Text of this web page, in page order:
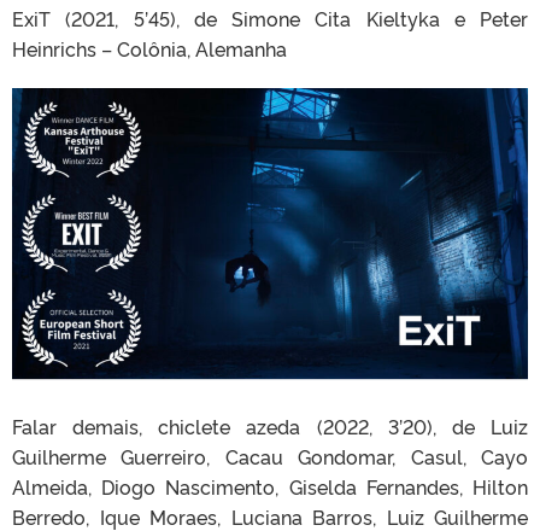
ExiT (2021, 5’45), de Simone Cita Kieltyka e Peter
Heinrichs – Colônia, Alemanha
Falar demais, chiclete azeda (2022, 3’20), de Luiz
Guilherme Guerreiro, Cacau Gondomar, Casul, Cayo
Almeida, Diogo Nascimento, Giselda Fernandes, Hilton
Berredo, Ique Moraes, Luciana Barros, Luiz Guilherme